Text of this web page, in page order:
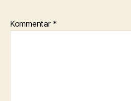
Kommentar *